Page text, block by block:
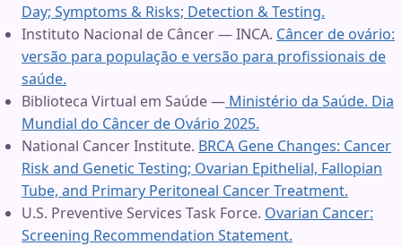
Day; Symptoms & Risks; Detection & Testing.
Instituto Nacional de Câncer — INCA. Câncer de ovário:
versão para população e versão para profissionais de
saúde.
Biblioteca Virtual em Saúde — Ministério da Saúde. Dia
Mundial do Câncer de Ovário 2025.
National Cancer Institute. BRCA Gene Changes: Cancer
Risk and Genetic Testing; Ovarian Epithelial, Fallopian
Tube, and Primary Peritoneal Cancer Treatment.
U.S. Preventive Services Task Force. Ovarian Cancer:
Screening Recommendation Statement.